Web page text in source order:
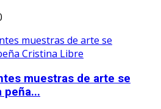
muestras de arte se
peña...